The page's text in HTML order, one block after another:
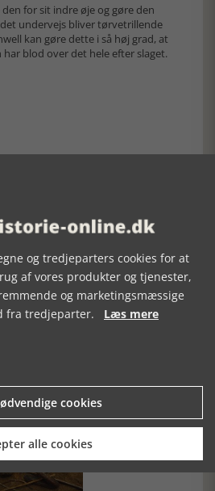
for sit indre øje og gøre den
undervejs bliver tørvetrillende
kan gøre dette i så høj grad, at
blod over det hele efter slaget.
ARTIKLER
og tredjeparters cookies for at
af vores produkter og tjenester,
og marketingsmæssige
fra tredjeparter. Læs mere
cookies
alle cookies